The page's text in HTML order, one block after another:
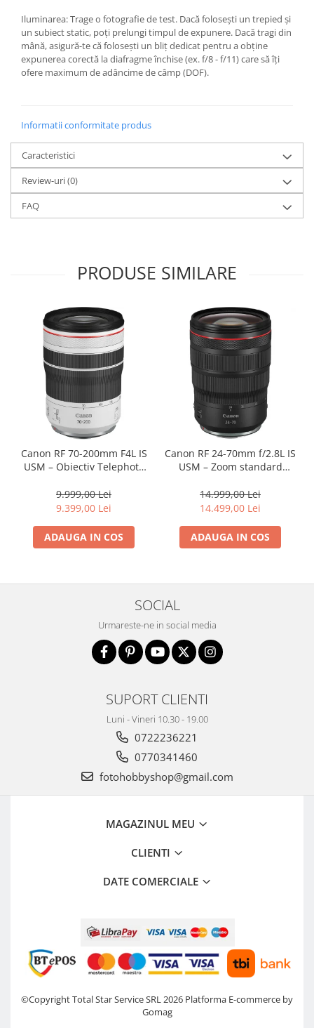
Iluminarea: Trage o fotografie de test. Dacă folosești un trepied și
un subiect static, poți prelungi timpul de expunere. Dacă tragi din
mână, asigură-te că folosești un bliț dedicat pentru a obține
expunerea corectă la diafragme închise (ex. f/8 - f/11) care să îți
ofere maximum de adâncime de câmp (DOF).
Informatii conformitate produs
Caracteristici
Review-uri(0)
FAQ
PRODUSE SIMILARE
Canon RF 70-200mm F4L IS
USM – Obiectiv Telephoto
9.999,00 Lei
9.399,00 Lei
ADAUGA IN COS
Canon RF 24-70mm f/2.8L IS
USM – Zoom standard
14.999,00 Lei
14.499,00 Lei
ADAUGA IN COS
SOCIAL
Urmareste-ne in social media
SUPORT CLIENTI
Luni - Vineri 10.30 - 19.00
0722236221
0770341460
fotohobbyshop@gmail.com
MAGAZINUL MEU
CLIENTI
DATE COMERCIALE
©Copyright Total Star Service SRL 2026 Platforma E-commerce by
Gomag